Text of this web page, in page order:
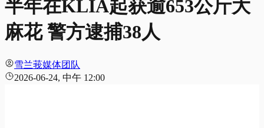
半年在KLIA起获逾653公斤大
麻花 警方逮捕38人
雪兰莪媒体团队
2026-06-24, 中午 12:00